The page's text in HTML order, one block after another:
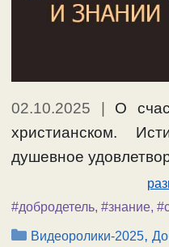
02.10.2025
О
христианском.
душевное
#добродетель, #знание,
Рубрики
Видеоролики-2025,